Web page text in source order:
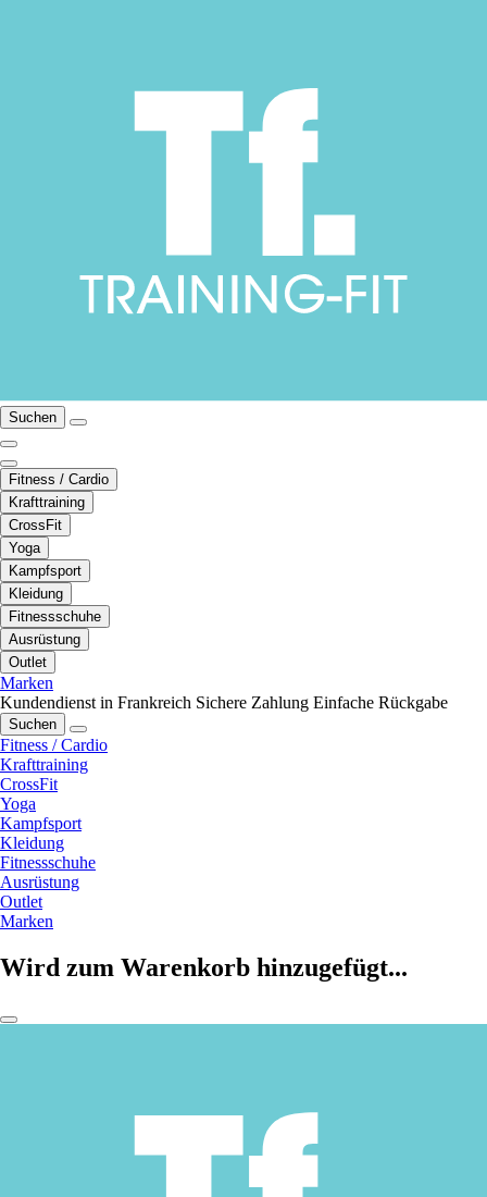
Suchen
Fitness / Cardio
Krafttraining
CrossFit
Yoga
Kampfsport
Kleidung
Fitnessschuhe
Ausrüstung
Outlet
Marken
Kundendienst in Frankreich Sichere Zahlung Einfache Rückgabe
Suchen
Fitness / Cardio
Krafttraining
CrossFit
Yoga
Kampfsport
Kleidung
Fitnessschuhe
Ausrüstung
Outlet
Marken
Wird zum Warenkorb hinzugefügt...